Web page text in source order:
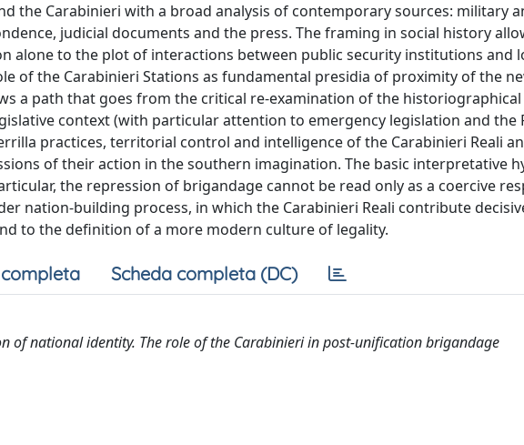
the Carabinieri with a broad analysis of contemporary sources: military
judicial documents and the press. The framing in social history
alone to the plot of interactions between public security institutions and
of the Carabinieri Stations as fundamental presidia of proximity of the
a path that goes from the critical re-examination of the
context (with particular attention to emergency legislation and the
practices, territorial control and intelligence of the Carabinieri Reali
of their action in the southern imagination. The basic interpretative
the repression of brigandage cannot be read only as a coercive
nation-building process, in which the Carabinieri Reali contribute
to the definition of a more modern culture of legality.
Scheda completa (DC)
of national identity. The role of the Carabinieri in post-unification brigandage